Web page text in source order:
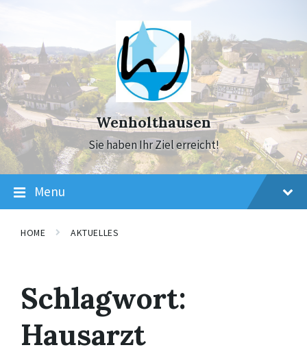
navigation
Wenholthausen
Sie haben Ihr Ziel erreicht!
Menu
HOME AKTUELLES
Schlagwort:
Hausarzt